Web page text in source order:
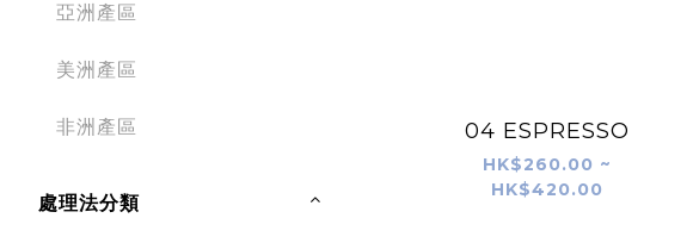
亞洲產區
美洲產區
非洲產區
處理法分類
04 ESPRESSO
HK$260.00 ~
HK$420.00